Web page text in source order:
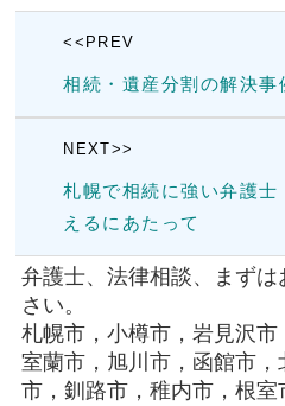
<<PREV
相続・遺産分割の解決事
NEXT>>
札幌で相続に強い弁護
えるにあたって
弁護士、法律相談、まず
さい。
札幌市，小樽市，岩見沢市
室蘭市，旭川市，函館市
市，釧路市，稚内市，根